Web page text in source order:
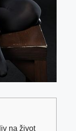
na život